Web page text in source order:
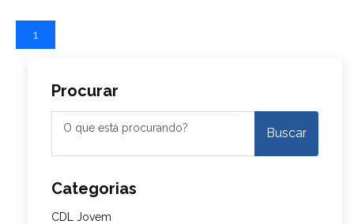
1
Procurar
Categorias
CDL Jovem